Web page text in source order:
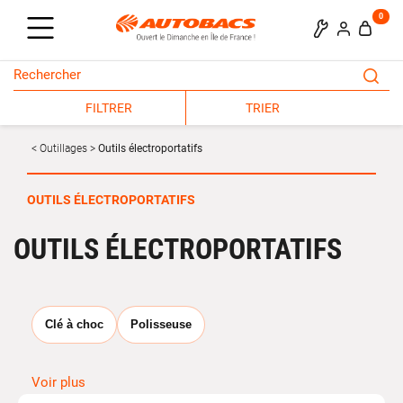
0
FILTRER TRIER
Outillages Outils électroportatifs
OUTILS ÉLECTROPORTATIFS
OUTILS ÉLECTROPORTATIFS
Clé à choc Polisseuse
Voir plus